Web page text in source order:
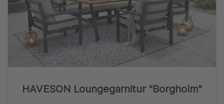
HAVESON Loungegarnitur "Borgholm"